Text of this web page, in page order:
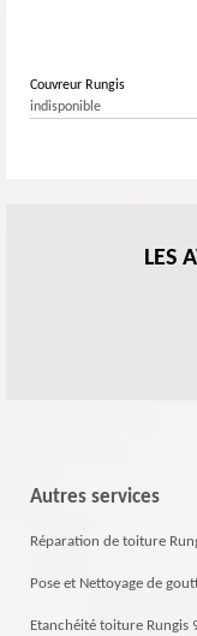
Couvreur Rungis
indisponible
LES
Autres services
Réparation de toiture
Pose et Nettoyage de
Etanchéité toiture Rungis